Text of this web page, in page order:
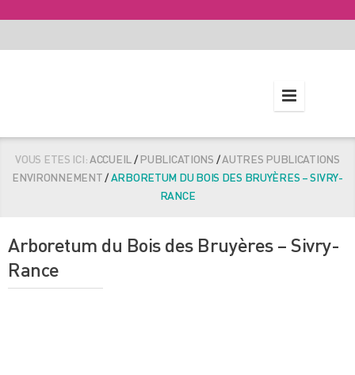
VOUS ETES ICI:ACCUEIL/PUBLICATIONS /AUTRES PUBLICATIONS
ENVIRONNEMENT/ARBORETUM DU BOIS DES BRUYÈRES – SIVRY-
RANCE
Arboretum du Bois des Bruyères – Sivry-
Rance